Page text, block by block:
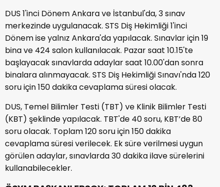
DUS 1'inci Dönem Ankara ve İstanbul'da, 3 sınav
merkezinde uygulanacak. STS Diş Hekimliği 1'inci
Dönem ise yalnız Ankara'da yapılacak. Sınavlar için 19
bina ve 424 salon kullanılacak. Pazar saat 10.15'te
başlayacak sınavlarda adaylar saat 10.00'dan sonra
binalara alınmayacak. STS Diş Hekimliği Sınavı'nda 120
soru için 150 dakika cevaplama süresi olacak.
DUS, Temel Bilimler Testi (TBT) ve Klinik Bilimler Testi
(KBT) şeklinde yapılacak. TBT'de 40 soru, KBT’de 80
soru olacak. Toplam 120 soru için 150 dakika
cevaplama süresi verilecek. Ek süre verilmesi uygun
görülen adaylar, sınavlarda 30 dakika ilave sürelerini
kullanabilecekler.